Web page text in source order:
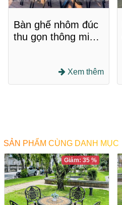
Bàn ghế nhôm đúc
thu gọn thông minh:
Xem thêm
SẢN PHẨM CÙNG DANH MỤC
Giảm: 35 %